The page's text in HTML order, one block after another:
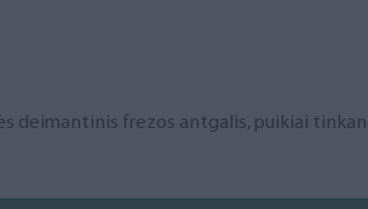
deimantinis frezos antgalis, puikiai